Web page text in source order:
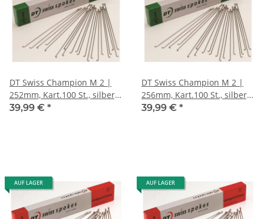
DT Swiss Champion M 2 |
252mm, Kart.100 St., silber,
ohne Nippel
39,99 € *
DT Swiss Champion M 2 |
256mm, Kart.100 St., silber,
ohne Nippel
39,99 € *
AUF LAGER AUF LAGER